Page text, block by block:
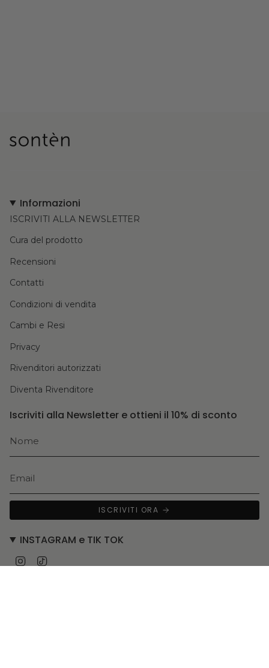
Informazioni
ISCRIVITI ALLA NEWSLETTER
Cura del prodotto
Recensioni
Contatti
Condizioni di vendita
Cambi e Resi
Privacy
Rivenditori autorizzati
Diventa Rivenditore
Iscriviti alla Newsletter e ottieni il 10% di sconto
ISCRIVITI ORA
INSTAGRAM e TIK TOK
Instagram